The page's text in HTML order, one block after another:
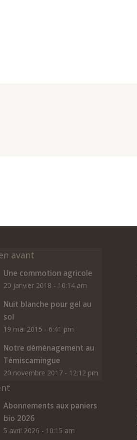
avant
Une commotion agricole
20 janvier 2018 - 10:14 am
Nuit blanche pour gel au
sol
19 mai 2015 - 6:41 pm
Notre déménagement au
Témiscamingue
20 novembre 2017 - 12:12 pm
Abonnements aux paniers
bio 2026
5 avril 2026 - 10:15 am